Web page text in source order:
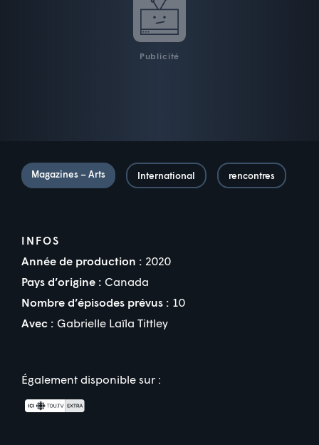
Publicité
Magazines – Arts International rencontres
INFOS
Année de production : 2020
Pays d’origine : Canada
Nombre d’épisodes prévus : 10
Avec : Gabrielle Laïla Tittley
Également disponible sur :